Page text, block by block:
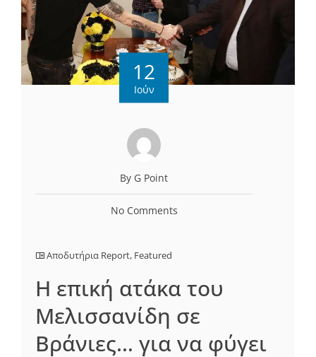
12
Ιούν
By G Point
No Comments
Αποδυτήρια Report, Featured
H επική ατάκα του
Μελισσανίδη σε
Βράνιες… για να φύγει